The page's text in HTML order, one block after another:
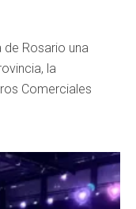
de Rosario una
la
Comerciales